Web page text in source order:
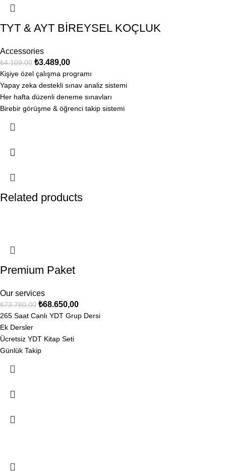
TYT & AYT BİREYSEL KOÇLUK
Accessories
₺4.109,00 ₺3.489,00
Kişiye özel çalışma programı
Yapay zeka destekli sınav analiz sistemi
Her hafta düzenli deneme sınavları
Birebir görüşme & öğrenci takip sistemi
Related products
Premium Paket
Our services
₺73.780,00 ₺68.650,00
265 Saat Canlı YDT Grup Dersi
Ek Dersler
Ücretsiz YDT Kitap Seti
Günlük Takip
Haftada 1 Kez Canlı Görüşme
Soru Çözüm Grupları